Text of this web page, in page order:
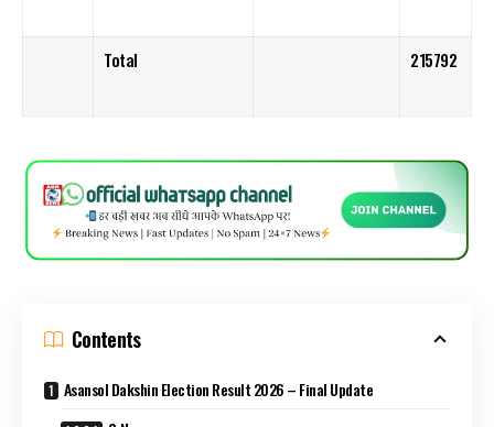
Total 215792
Contents
Asansol Dakshin Election Result 2026 – Final Update